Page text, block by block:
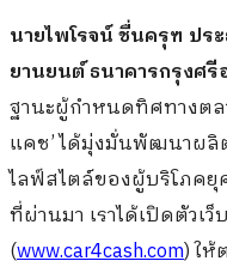
นายไพโรจน์ ชื่นครุฑ ปร
ยานยนต์ ธนาคารกรุงศรี
ฐานะผู้กำหนดทิศทางต
แคช’ ได้มุ่งมั่นพัฒนาผ
ไลฟ์สไตล์ของผู้บริโภคยุ
ที่ผ่านมา เราได้เปิดตัวเ
(www.car4cash.com) ใ